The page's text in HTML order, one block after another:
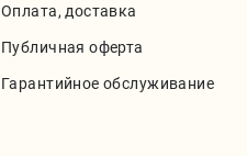
Оплата, доставка
Публичная оферта
Гарантийное обслуживание